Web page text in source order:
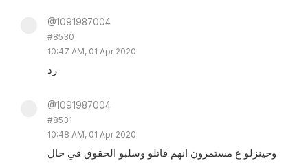
@1091987004
#8530
10:47 AM, 01 Apr 2020
رد
@1091987004
#8531
10:48 AM, 01 Apr 2020
وحينزلو ع مستمرون انهم قاتلو وسلبو الحقوق في حال